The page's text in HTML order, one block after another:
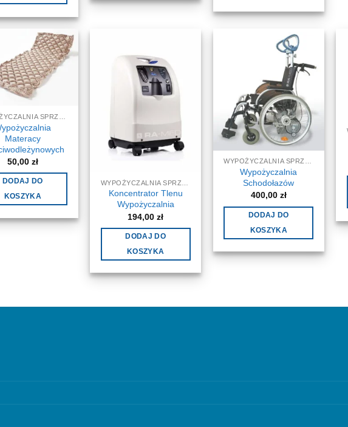
Materacy
50,00 zł
DODAJ DO
KOSZYKA
Koncentrator Tlenu
Wypożyczalnia
194,00zł
DODAJ DO
KOSZYKA
Wypożyczalnia
Schodołazów
400,00 zł
DODAJ DO
KOSZYKA